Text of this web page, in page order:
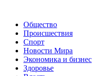
Общество
Происшествия
Спорт
Новости Мира
Экономика и бизнес
Здоровье